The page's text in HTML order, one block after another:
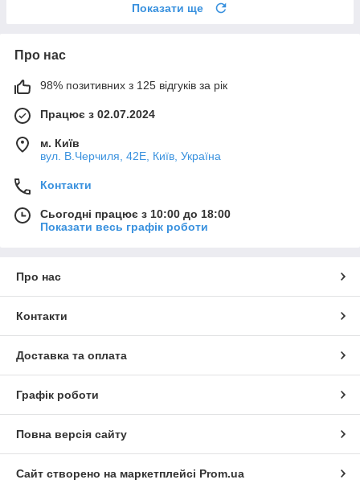
Показати ще
Про нас
98% позитивних з 125 відгуків за рік
Працює з 02.07.2024
м. Київ
вул. В.Черчиля, 42Е, Київ, Україна
Контакти
Сьогодні працює з 10:00 до 18:00
Показати весь графік роботи
Про нас
Контакти
Доставка та оплата
Графік роботи
Повна версія сайту
Сайт створено на маркетплейсі Prom.ua